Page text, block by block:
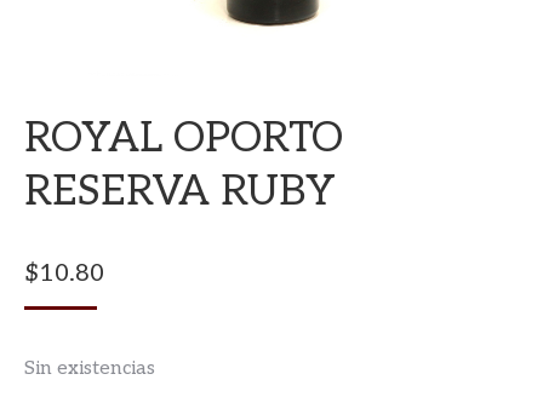
ROYAL OPORTO
RESERVA RUBY
$10.80
Sin existencias